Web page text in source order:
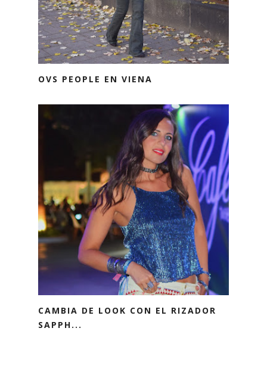
OVS PEOPLE EN VIENA
CAMBIA DE LOOK CON EL RIZADOR
SAPPH...